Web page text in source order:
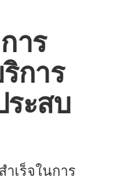
าร
การ
ระสบ
เร็จในการ